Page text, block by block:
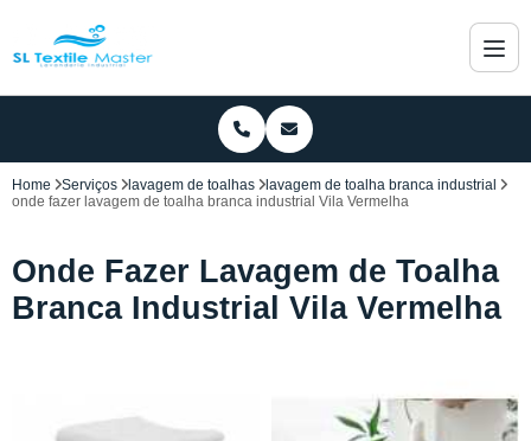
Home Serviços lavagem de toalhas
lavagem de toalha branca industrial
onde fazer lavagem de toalha branca industrial Vila Vermelha
Onde Fazer Lavagem de Toalha
Branca Industrial Vila Vermelha